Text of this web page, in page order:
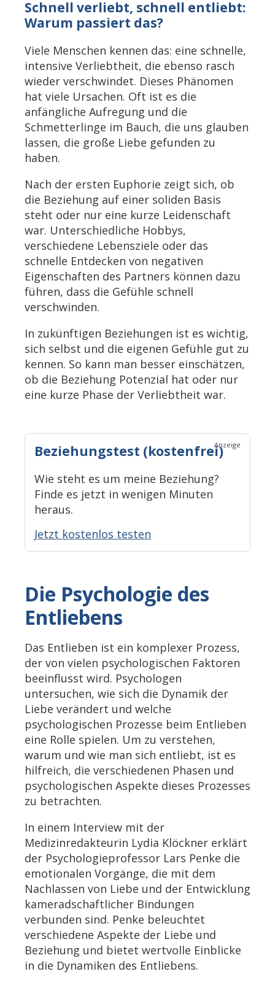
Schnell verliebt, schnell entliebt:
Warum passiert das?
Viele Menschen kennen das: eine schnelle,
intensive Verliebtheit, die ebenso rasch
wieder verschwindet. Dieses Phänomen
hat viele Ursachen. Oft ist es die
anfängliche Aufregung und die
Schmetterlinge im Bauch, die uns glauben
lassen, die große Liebe gefunden zu
haben.
Nach der ersten Euphorie zeigt sich, ob
die Beziehung auf einer soliden Basis
steht oder nur eine kurze Leidenschaft
war. Unterschiedliche Hobbys,
verschiedene Lebensziele oder das
schnelle Entdecken von negativen
Eigenschaften des Partners können dazu
führen, dass die Gefühle schnell
verschwinden.
In zukünftigen Beziehungen ist es wichtig,
sich selbst und die eigenen Gefühle gut zu
kennen. So kann man besser einschätzen,
ob die Beziehung Potenzial hat oder nur
eine kurze Phase der Verliebtheit war.
Anzeige
Beziehungstest (kostenfrei)
Wie steht es um meine Beziehung?
Finde es jetzt in wenigen Minuten
heraus.
Jetzt kostenlos testen
Die Psychologie des
Entliebens
Das Entlieben ist ein komplexer Prozess,
der von vielen psychologischen Faktoren
beeinflusst wird. Psychologen
untersuchen, wie sich die Dynamik der
Liebe verändert und welche
psychologischen Prozesse beim Entlieben
eine Rolle spielen. Um zu verstehen,
warum und wie man sich entliebt, ist es
hilfreich, die verschiedenen Phasen und
psychologischen Aspekte dieses Prozesses
zu betrachten.
In einem Interview mit der
Medizinredakteurin Lydia Klöckner erklärt
der Psychologieprofessor Lars Penke die
emotionalen Vorgänge, die mit dem
Nachlassen von Liebe und der Entwicklung
kameradschaftlicher Bindungen
verbunden sind. Penke beleuchtet
verschiedene Aspekte der Liebe und
Beziehung und bietet wertvolle Einblicke
in die Dynamiken des Entliebens.